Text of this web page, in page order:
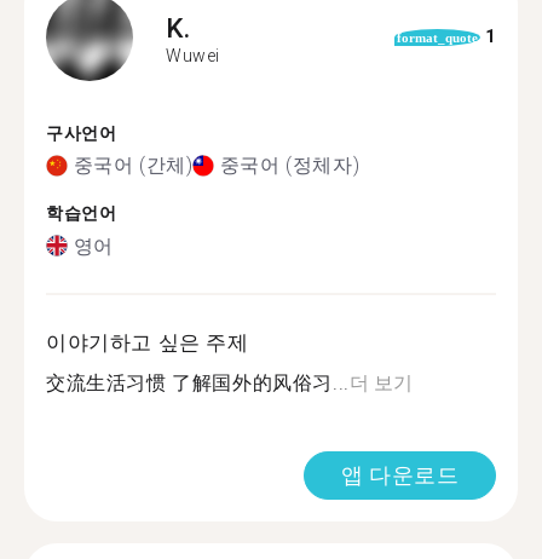
K.
Wuwei
format_quote 1
구사언어
중국어 (간체) 중국어 (정체자)
학습언어
영어
이야기하고 싶은 주제
交流生活习惯 了解国外的风俗习... 더 보기
앱 다운로드